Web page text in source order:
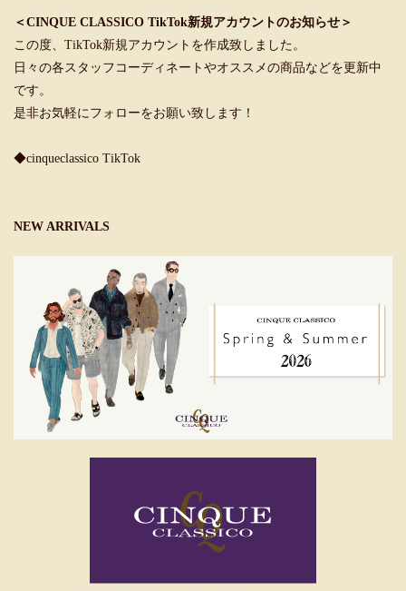
＜CINQUE CLASSICO TikTok新規アカウントのお知らせ＞
この度、TikTok新規アカウントを作成致しました。
日々の各スタッフコーディネートやオススメの商品などを更新中
です。
是非お気軽にフォローをお願い致します！
◆cinqueclassico TikTok
NEW ARRIVALS